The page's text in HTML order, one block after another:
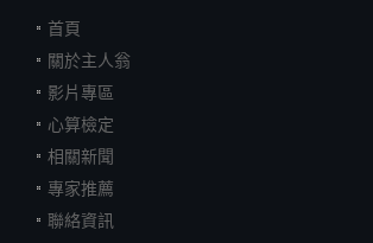
首頁
關於主人翁
影片專區
心算檢定
相關新聞
專家推薦
聯絡資訊